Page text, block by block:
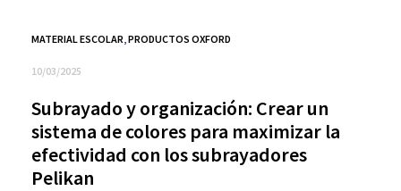
MATERIAL ESCOLAR,PRODUCTOS OXFORD
10/03/2025
Subrayado y organización: Crear un
sistema de colores para maximizar la
efectividad con los subrayadores
Pelikan